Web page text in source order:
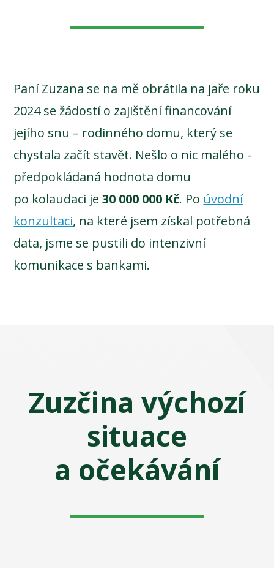
Paní Zuzana se na mě obrátila na jaře roku
2024 se žádostí o zajištění financování
jejího snu – rodinného domu, který se
chystala začít stavět. Nešlo o nic malého -
předpokládaná hodnota domu
po kolaudaci je30 000 000 Kč. Po úvodní
konzultaci, na které jsem získal potřebná
data, jsme se pustili do intenzivní
komunikace s bankami.
Zuzčina výchozí
situace
a očekávání